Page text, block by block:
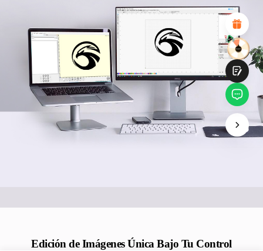
Edición de Imágenes Única Bajo Tu Control
Navegación y categorías claras
Contenido abundante
Carga rápida de la página
Interacción fluida en la página (al hacer clic)
Entregar